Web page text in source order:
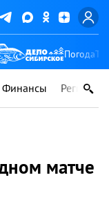
Погода
Финансы Регионы
матче